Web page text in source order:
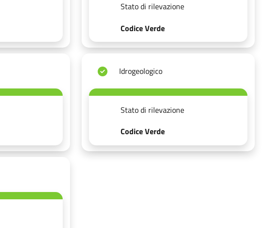
Stato di rilevazione
Codice Verde
Idrogeologico
Stato di rilevazione
Codice Verde